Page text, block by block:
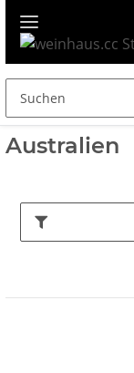
Australien